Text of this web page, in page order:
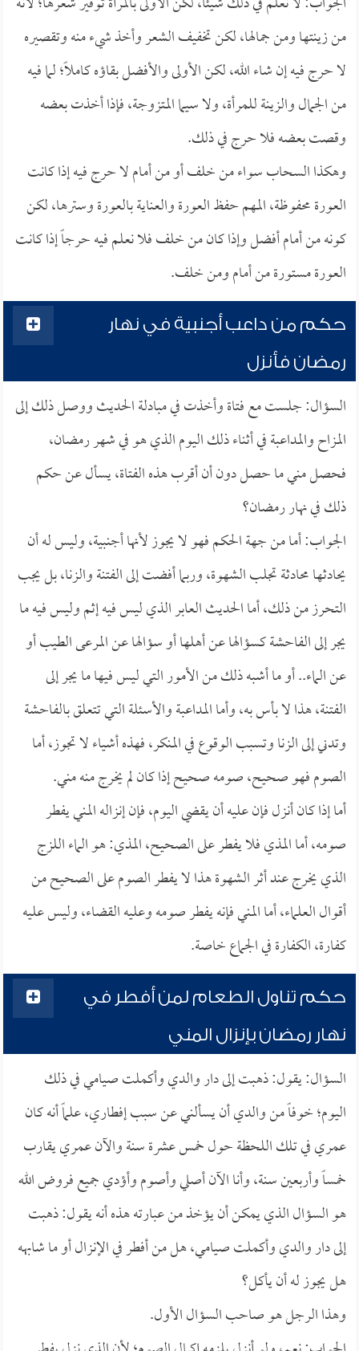
من زينتها ومن جمالها، لكن تخفيف الشعر وأخذ شيء منه وتقصيره
لا حرج فيه إن شاء الله، لكن الأولى والأفضل بقاؤه كاملاً؛ لما فيه
من الجمال والزينة للمرأة، ولا سيما المتزوجة، فإذا أخذت بعضه
وقصت بعضه فلا حرج في ذلك.
وهكذا السحاب سواء من خلف أو من أمام لا حرج فيه إذا كانت
العورة محفوظة، المهم حفظ العورة والعناية بالعورة وسترها، لكن
كونه من أمام أفضل وإذا كان من خلف فلا نعلم فيه حرجاً إذا كانت
العورة مستورة من أمام ومن خلف.
حكم من داعب أجنبية في نهار
رمضان فأنزل
السؤال: جلست مع فتاة وأخذت في مبادلة الحديث ووصل ذلك إلى
المزاح والمداعبة في أثناء ذلك اليوم الذي هو في شهر رمضان،
فحصل مني ما حصل دون أن أقرب هذه الفتاة، يسأل عن حكم
ذلك في نهار رمضان؟
الجواب: أما من جهة الحكم فهو لا يجوز لأنها أجنبية، وليس له أن
يحادثها محادثة تجلب الشهوة، وربما أفضت إلى الفتنة والزنا، بل يجب
التحرز من ذلك، أما الحديث العابر الذي ليس فيه إثم وليس فيه ما
يجر إلى الفاحشة كسؤالها عن أهلها أو سؤالها عن المرعى الطيب أو
عن الماء.. أو ما أشبه ذلك من الأمور التي ليس فيها ما يجر إلى
الفتنة، هذا لا بأس به، وأما المداعبة والأسئلة التي تتعلق بالفاحشة
وتدني إلى الزنا وتسبب الوقوع في المنكر، فهذه أشياء لا تجوز، أما
الصوم فهو صحيح، صومه صحيح إذا كان لم يخرج منه مني.
أما إذا كان أنزل فإن عليه أن يقضي اليوم، فإن إنزاله المني يفطر
صومه، أما المذي فلا يفطر على الصحيح، المذي: هو الماء اللزج
الذي يخرج عند أثر الشهوة هذا لا يفطر الصوم على الصحيح من
أقوال العلماء، أما المني فإنه يفطر صومه وعليه القضاء، وليس عليه
كفارة، الكفارة في الجماع خاصة.
حكم تناول الطعام لمن أفطر في
نهار رمضان بإنزال المني
السؤال: يقول: ذهبت إلى دار والدي وأكملت صيامي في ذلك
اليوم؛ خوفاً من والدي أن يسألني عن سبب إفطاري، علماً أنه كان
عمري في تلك اللحظة حول خمس عشرة سنة والآن عمري يقارب
خمساً وأربعين سنة، وأنا الآن أصلي وأصوم وأؤدي جميع فروض الله
هو السؤال الذي يمكن أن يؤخذ من عبارته هذه أنه يقول: ذهبت
إلى دار والدي وأكملت صيامي، هل من أفطر في الإنزال أو ما شابهه
هل يجوز له أن يأكل؟
وهذا الرجل هو صاحب السؤال الأول.